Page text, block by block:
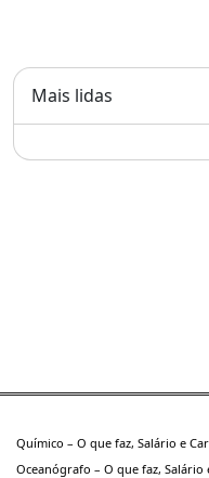
Mais lidas
Químico – O que faz, Salário e
Oceanógrafo – O que faz, Salário